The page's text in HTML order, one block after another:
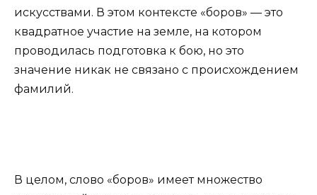
искусствами. В этом контексте «боров» — это
квадратное участие на земле, на котором
проводилась подготовка к бою, но это
значение никак не связано с происхождением
фамилий.
В целом, слово «боров» имеет множество